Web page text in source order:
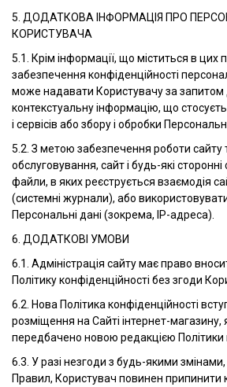
5. ДОДАТКОВА ІНФОРМАЦІЯ ПРО
КОРИСТУВАЧА
5.1. Крім інформації, що міститься в цих
забезпечення конфіденційності
може надавати Користувачу за запитом
контекстуальну інформацію, що
і сервісів або збору і обробки
5.2. З метою забезпечення роботи сайту
обслуговування, сайт і будь-які
файли, в яких реєструється взаємодія
(системні журнали), або
Персональні дані (зокрема, IP-адреса).
6. ДОДАТКОВІ УМОВИ
6.1. Адміністрація сайту має право
Політику конфіденційності без згоди
6.2. Нова Політика конфіденційності
розміщення на Сайті інтернет-магазину,
передбачено новою редакцією Політики
6.3. У разі незгоди з будь-якими
Правил, Користувач повинен припинити